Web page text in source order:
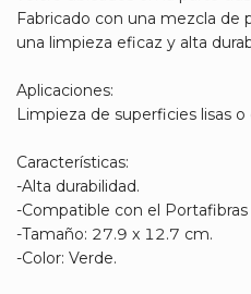
Fabricado con una mezcla de
una limpieza eficaz y alta
Aplicaciones:
Limpieza de superficies lisas
Características:
-Alta durabilidad.
-Compatible con el
-Tamaño: 27.9 x 12.7 cm.
-Color: Verde.